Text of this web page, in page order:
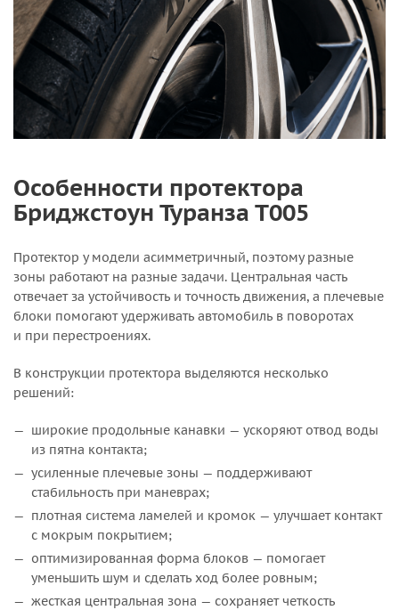
Особенности протектора
Бриджстоун Туранза Т005
Протектор у модели асимметричный, поэтому разные
зоны работают на разные задачи. Центральная часть
отвечает за устойчивость и точность движения, а плечевые
блоки помогают удерживать автомобиль в поворотах
и при перестроениях.
В конструкции протектора выделяются несколько
решений:
широкие продольные канавки — ускоряют отвод воды
из пятна контакта;
усиленные плечевые зоны — поддерживают
стабильность при маневрах;
плотная система ламелей и кромок — улучшает контакт
с мокрым покрытием;
оптимизированная форма блоков — помогает
уменьшить шум и сделать ход более ровным;
жесткая центральная зона — сохраняет четкость